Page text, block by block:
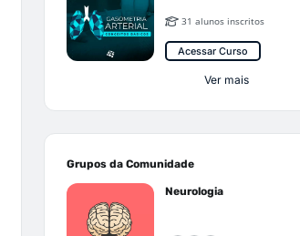
31 alunos inscritos
Acessar Curso
Ver mais
Grupos da Comunidade
Neurologia